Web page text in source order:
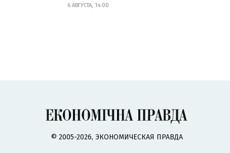
6 АВГУСТА, 14:00
© 2005-2026, ЭКОНОМИЧЕСКАЯ ПРАВДА